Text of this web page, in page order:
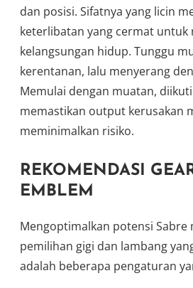
dan posisi. Sifatnya yang licin
keterlibatan yang cermat untuk
kelangsungan hidup. Tunggu
kerentanan, lalu menyerang
Memulai dengan muatan,
memastikan output kerusakan
meminimalkan risiko.
REKOMENDASI
EMBLEM
Mengoptimalkan potensi Sabre
pemilihan gigi dan lambang
adalah beberapa pengaturan